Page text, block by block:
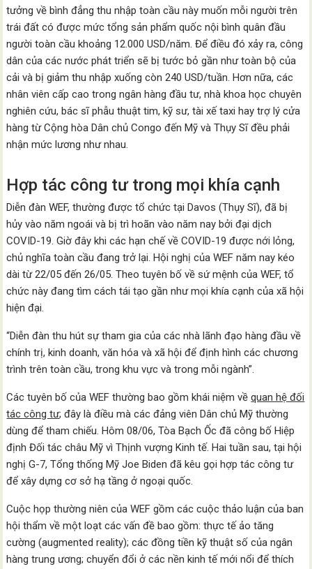
tưởng về bình đẳng thu nhập toàn cầu này muốn mỗi người trên
trái đất có được mức tổng sản phẩm quốc nội bình quân đầu
người toàn cầu khoảng 12.000 USD/năm. Để điều đó xảy ra, công
dân của các nước phát triển sẽ bị tước bỏ gần như toàn bộ của
cải và bị giảm thu nhập xuống còn 240 USD/tuần. Hơn nữa, các
nhân viên cấp cao trong ngân hàng đầu tư, nhà khoa học chuyên
nghiên cứu, bác sĩ phẫu thuật tim, kỹ sư, tài xế taxi hay trợ lý cửa
hàng từ Cộng hòa Dân chủ Congo đến Mỹ và Thụy Sĩ đều phải
nhận mức lương như nhau.
Hợp tác công tư trong mọi khía cạnh
Diễn đàn WEF, thường được tổ chức tại Davos (Thụy Sĩ), đã bị
hủy vào năm ngoái và bị trì hoãn vào năm nay bởi đại dịch
COVID-19. Giờ đây khi các hạn chế về COVID-19 được nới lỏng,
chủ nghĩa toàn cầu đang trở lại. Hội nghị của WEF năm nay kéo
dài từ 22/05 đến 26/05. Theo tuyên bố về sứ mệnh của WEF, tổ
chức này đang tìm cách tái tạo gần như mọi khía cạnh của xã hội
hiện đại.
“Diễn đàn thu hút sự tham gia của các nhà lãnh đạo hàng đầu về
chính trị, kinh doanh, văn hóa và xã hội để định hình các chương
trình trên toàn cầu, trong khu vực và trong mỗi ngành”.
Các tuyên bố của WEF thường bao gồm khái niệm vềquan hệ đối
tác công tư; đây là điều mà các đảng viên Dân chủ Mỹ thường
dùng để tham chiếu. Hôm 08/06, Tòa Bạch Ốc đã công bố Hiệp
định Đối tác châu Mỹ vì Thịnh vượng Kinh tế. Hai tuần sau, tại hội
nghị G-7, Tổng thống Mỹ Joe Biden đã kêu gọi hợp tác công tư
để xây dựng cơ sở hạ tầng ở ngoại quốc.
Cuộc họp thường niên của WEF gồm các cuộc thảo luận của ban
hội thẩm về một loạt các vấn đề bao gồm: thực tế ảo tăng
cường (augmented reality); các đồng tiền kỹ thuật số của ngân
hàng trung ương; chuyển đổi ở các nền kinh tế mới nổi để thích